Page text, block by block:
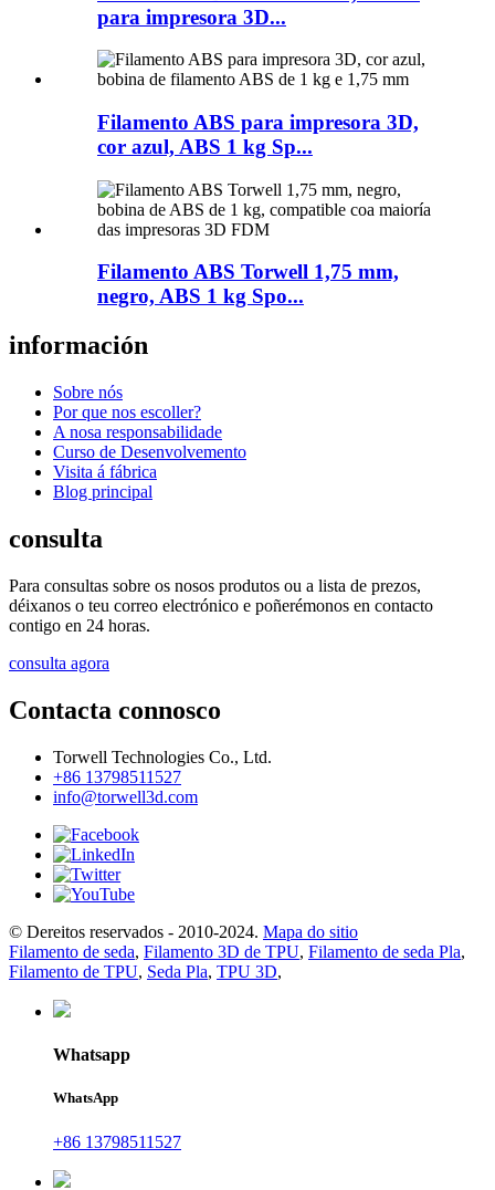
para impresora 3D...
Filamento ABS para impresora 3D,
cor azul, ABS 1 kg Sp...
Filamento ABS Torwell 1,75 mm,
negro, ABS 1 kg Spo...
información
Sobre nós
Por que nos escoller?
A nosa responsabilidade
Curso de Desenvolvemento
Visita á fábrica
Blog principal
consulta
Para consultas sobre os nosos produtos ou a lista de prezos,
déixanos o teu correo electrónico e poñerémonos en contacto
contigo en 24 horas.
consulta agora
Contacta connosco
Torwell Technologies Co., Ltd.
+86 13798511527
info@torwell3d.com
© Dereitos reservados - 2010-2024. Mapa do sitio
Filamento de seda, Filamento 3D de TPU, Filamento de seda Pla,
Filamento de TPU, Seda Pla, TPU 3D,
Whatsapp
WhatsApp
+86 13798511527